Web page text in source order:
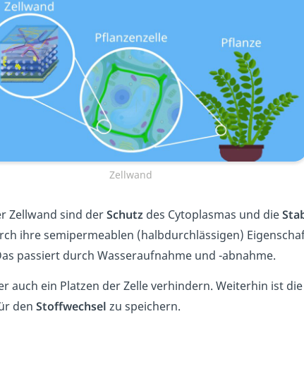
Zellwand
Zellwand sind derSchutzdes Cytoplasmas und die
ihre semipermeablen (halbdurchlässigen)
passiert durch Wasseraufnahme und -abnahme.
auch ein Platzen der Zelle verhindern. Weiterhin ist
den Stoffwechsel zu speichern.